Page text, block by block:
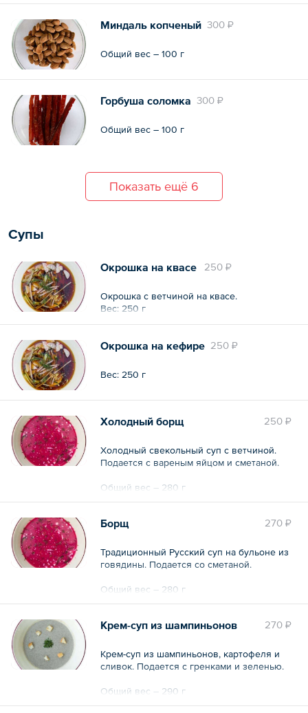
300 ₽
Миндаль копченый
Общий вес – 100 г
300 ₽
Горбуша соломка
Общий вес – 100 г
Показать ещё 6
Супы
250 ₽
Окрошка на квасе
Окрошка с ветчиной на квасе.
Вес: 250 г
250 ₽
Окрошка на кефире
Вес: 250 г
250 ₽
Холодный борщ
Холодный свекольный суп с ветчиной.
Подается с вареным яйцом и сметаной.
Общий вес – 280 г
270 ₽
Борщ
Традиционный Русский суп на бульоне из
говядины. Подается со сметаной.
Общий вес – 280 г
270 ₽
Крем-суп из шампиньонов
Крем-суп из шампиньонов, картофеля и
сливок. Подается с гренками и зеленью.
Общий вес – 290 г